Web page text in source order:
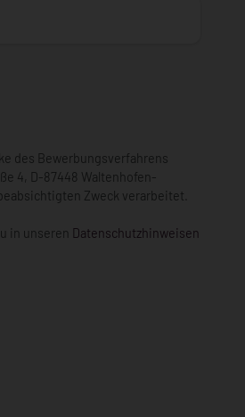
des Bewerbungsverfahrens
4 , D-87448 Waltenhofen-
Zweck verarbeitet.
in unseren Datenschutzhinweisen